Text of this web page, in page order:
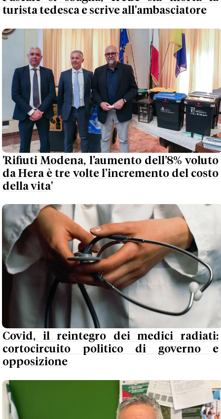
turista tedesca e scrive all'ambasciatore
'Rifiuti Modena, l’aumento dell’8% voluto
da Hera è tre volte l’incremento del costo
della vita'
Covid, il reintegro dei medici radiati:
cortocircuito politico di governo e
opposizione